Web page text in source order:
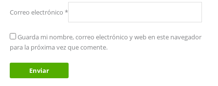
Correo electrónico *
Guarda mi nombre, correo electrónico y web en este navegador
para la próxima vez que comente.